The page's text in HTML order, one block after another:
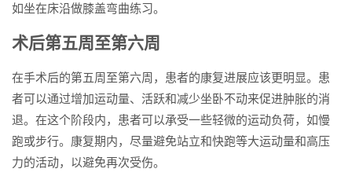
如坐在床沿做膝盖弯曲练习。
术后第五周至第六周
在手术后的第五周至第六周，患者的康复进展应该更明显。患
者可以通过增加运动量、活跃和减少坐卧不动来促进肿胀的消
退。在这个阶段内，患者可以承受一些轻微的运动负荷，如慢
跑或步行。康复期内，尽量避免站立和快跑等大运动量和高压
力的活动，以避免再次受伤。